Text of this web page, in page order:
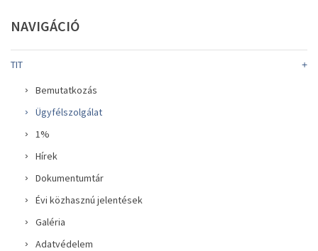
NAVIGÁCIÓ
TIT
Bemutatkozás
Ügyfélszolgálat
1%
Hírek
Dokumentumtár
Évi közhasznú jelentések
Galéria
Adatvédelem